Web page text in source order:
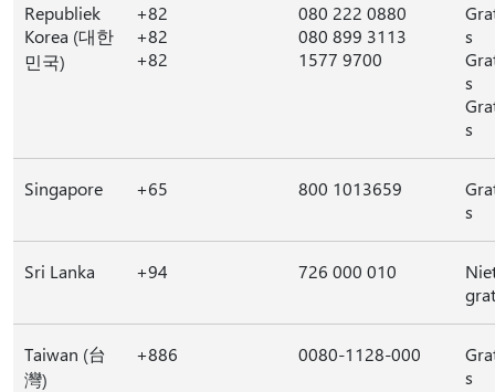
Republiek
Korea (대한
민국)
+82
+82
+82
080 222 0880
080 899 3113
1577 9700
s
s
s
Singapore +65 800 1013659
s
Sri Lanka +94 726 000 010
Taiwan (台
灣)
+886 0080-1128-000
s